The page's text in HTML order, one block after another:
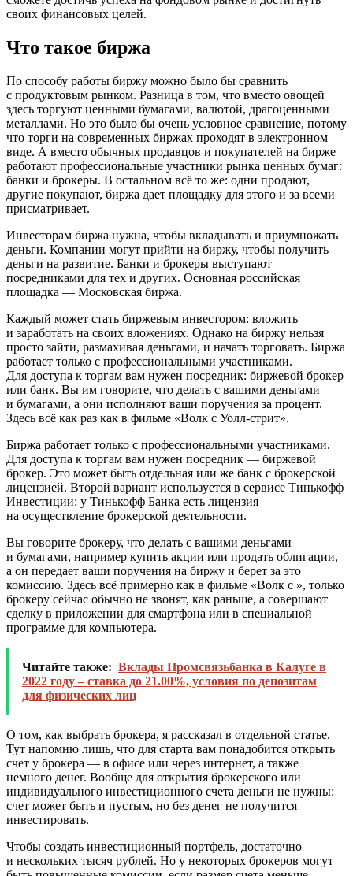
своих финансовых целей.
Что такое биржа
По способу работы биржу можно было бы сравнить
с продуктовым рынком. Разница в том, что вместо овощей
здесь торгуют ценными бумагами, валютой, драгоценными
металлами. Но это было бы очень условное сравнение, потому
что торги на современных биржах проходят в электронном
виде. А вместо обычных продавцов и покупателей на бирже
работают профессиональные участники рынка ценных бумаг:
банки и брокеры. В остальном всё то же: одни продают,
другие покупают, биржа дает площадку для этого и за всеми
присматривает.
Инвесторам биржа нужна, чтобы вкладывать и приумножать
деньги. Компании могут прийти на биржу, чтобы получить
деньги на развитие. Банки и брокеры выступают
посредниками для тех и других. Основная российская
площадка — Московская биржа.
Каждый может стать биржевым инвестором: вложить
и заработать на своих вложениях. Однако на биржу нельзя
просто зайти, размахивая деньгами, и начать торговать. Биржа
работает только с профессиональными участниками.
Для доступа к торгам вам нужен посредник: биржевой брокер
или банк. Вы им говорите, что делать с вашими деньгами
и бумагами, а они исполняют ваши поручения за процент.
Здесь всё как раз как в фильме «Волк с Уолл-стрит».
Биржа работает только с профессиональными участниками.
Для доступа к торгам вам нужен посредник — биржевой
брокер. Это может быть отдельная или же банк с брокерской
лицензией. Второй вариант используется в сервисе Тинькофф
Инвестиции: у Тинькофф Банка есть лицензия
на осуществление брокерской деятельности.
Вы говорите брокеру, что делать с вашими деньгами
и бумагами, например купить акции или продать облигации,
а он передает ваши поручения на биржу и берет за это
комиссию. Здесь всё примерно как в фильме «Волк с », только
брокеру сейчас обычно не звонят, как раньше, а совершают
сделку в приложении для смартфона или в специальной
программе для компьютера.
Читайте также: Вклады Промсвязьбанка в Калуге в
2022 году – ставка до 21.00%, условия по депозитам
для физических лиц
О том, как выбрать брокера, я рассказал в отдельной статье.
Тут напомню лишь, что для старта вам понадобится открыть
счет у брокера — в офисе или через интернет, а также
немного денег. Вообще для открытия брокерского или
индивидуального инвестиционного счета деньги не нужны:
счет может быть и пустым, но без денег не получится
инвестировать.
Чтобы создать инвестиционный портфель, достаточно
и нескольких тысяч рублей. Но у некоторых брокеров могут